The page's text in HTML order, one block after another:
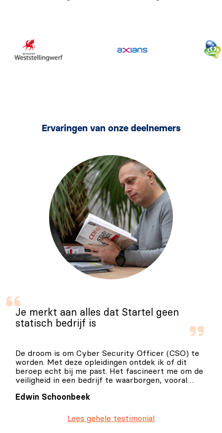
Ervaringen van onze deelnemers
Je merkt aan alles dat Startel geen
statisch bedrijf is
De droom is om Cyber Security Officer (CSO) te
worden. Met deze opleidingen ontdek ik of dit
beroep echt bij me past. Het fascineert me om de
veiligheid in een bedrijf te waarborgen, vooral
digitale uitdagingen.
Edwin Schoonbeek
Lees gehele testimonial